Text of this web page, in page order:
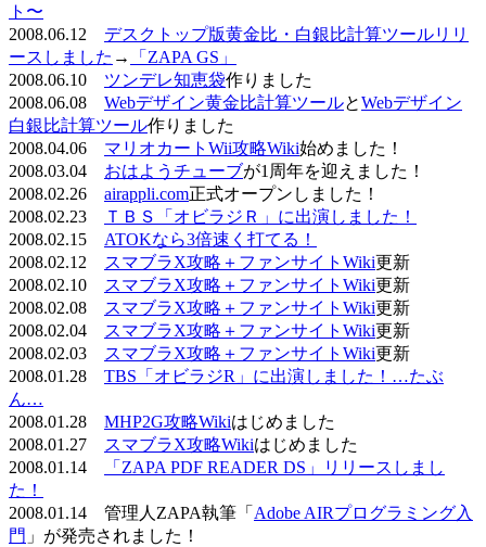
ト〜
2008.06.12 デスクトップ版黄金比・白銀比計算ツールリリ
ースしました →
「ZAPA GS」
2008.06.10 ツンデレ知恵袋作りました
2008.06.08 Webデザイン黄金比計算ツールとWebデザイン
白銀比計算ツール作りました
2008.04.06 マリオカートWii攻略Wiki始めました！
2008.03.04 おはようチューブが1周年を迎えました！
2008.02.26 airappli.com正式オープンしました！
2008.02.23
ＴＢＳ「オビラジＲ」に出演しました！
2008.02.15 ATOKなら3倍速く打てる！
2008.02.12
スマブラX攻略＋ファンサイトWiki更新
2008.02.10
スマブラX攻略＋ファンサイトWiki更新
2008.02.08
スマブラX攻略＋ファンサイトWiki更新
2008.02.04
スマブラX攻略＋ファンサイトWiki更新
2008.02.03
スマブラX攻略＋ファンサイトWiki更新
2008.01.28 TBS「オビラジR」に出演しました！…たぶ
ん…
2008.01.28 MHP2G攻略Wikiはじめました
2008.01.27
スマブラX攻略Wikiはじめました
2008.01.14
「ZAPA PDF READER DS」リリースしまし
た！
2008.01.14 管理人ZAPA執筆「 Adobe AIRプログラミング入
門 」が発売されました！